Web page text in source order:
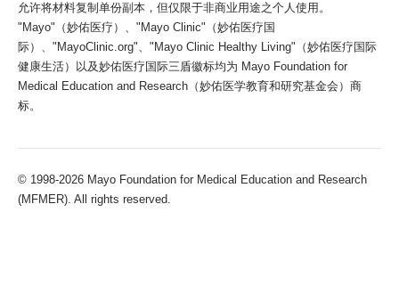
允许将材料复制单份副本，但仅限于非商业用途之个人使用。
"Mayo"（妙佑医疗）、"Mayo Clinic"（妙佑医疗国
际）、"MayoClinic.org"、"Mayo Clinic Healthy Living"（妙佑医疗国际
健康生活）以及妙佑医疗国际三盾徽标均为 Mayo Foundation for
Medical Education and Research（妙佑医学教育和研究基金会）商
标。
© 1998-2026 Mayo Foundation for Medical Education and Research
(MFMER). All rights reserved.